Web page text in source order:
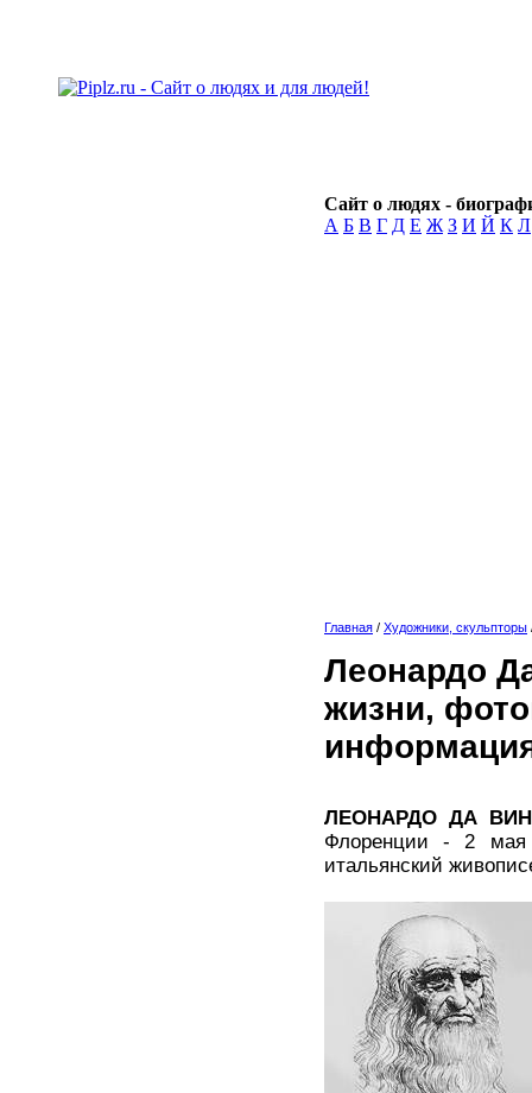
Сайт о людях -
А Б В Г Д Е Ж З И Й К Л
Главная / Художники, скульпторы
Леонардо
жизни,
ЛЕОНАРДО ДА
Флоренции - 2 мая
итальянский